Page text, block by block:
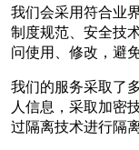
我们会采用符合业
制度规范、安全技
问使用、修改，避
我们的服务采取了
人信息，采取加密
过隔离技术进行隔离